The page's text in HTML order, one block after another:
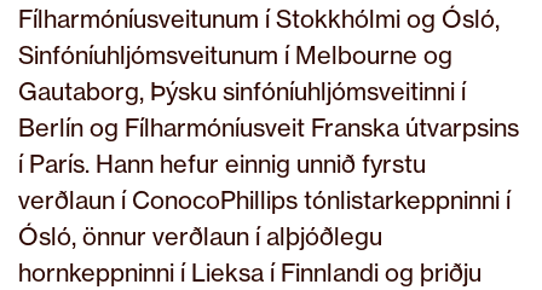
Fílharmóníusveitunum í Stokkhólmi og Ósló,
Sinfóníuhljómsveitunum í Melbourne og
Gautaborg, Þýsku sinfóníuhljómsveitinni í
Berlín og Fílharmóníusveit Franska útvarpsins
í París. Hann hefur einnig unnið fyrstu
verðlaun í ConocoPhillips tónlistarkeppninni í
Ósló, önnur verðlaun í alþjóðlegu
hornkeppninni í Lieksa í Finnlandi og þriðju